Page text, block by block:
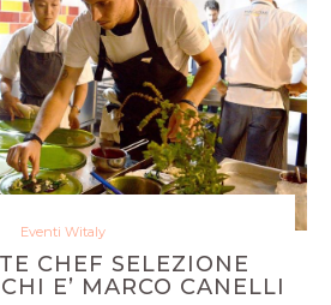
Eventi Witaly
CHEF SELEZIONE
E’ MARCO CANELLI